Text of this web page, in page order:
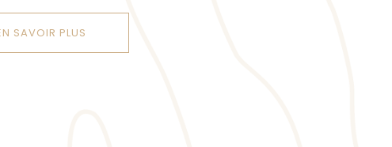
SAVOIR PLUS